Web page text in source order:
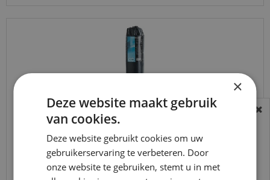
Co-pro Black-Line Silent+ 10dB dikte 3mm - 10m²
BEREIKBAARHEID
In verband met de vakantie periode zijn wij
t/m 14 augustus telefonisch helaas niet
bereikbaar.
×
Deze website maakt gebruik
van cookies.
Deze website gebruikt cookies om uw
gebruikerservaring te verbeteren. Door
onze website te gebruiken, stemt u in met